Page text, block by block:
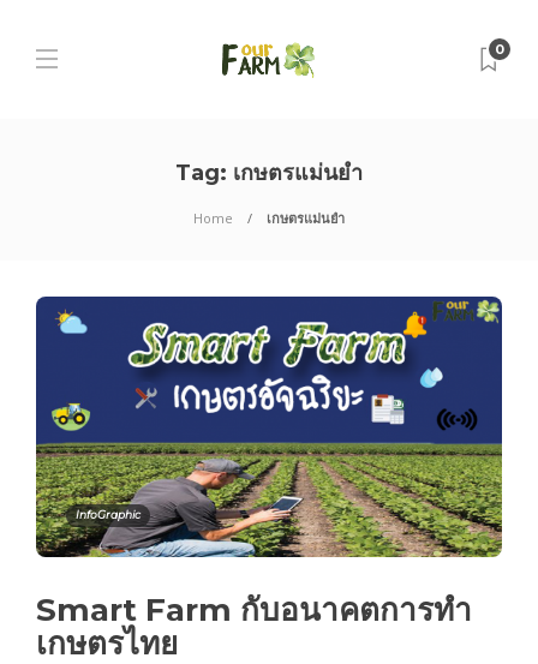
0
Tag: เกษตรแม่นยำ
Home เกษตรแม่นยำ
InfoGraphic
Smart Farm กับอนาคตการทำ
เกษตรไทย